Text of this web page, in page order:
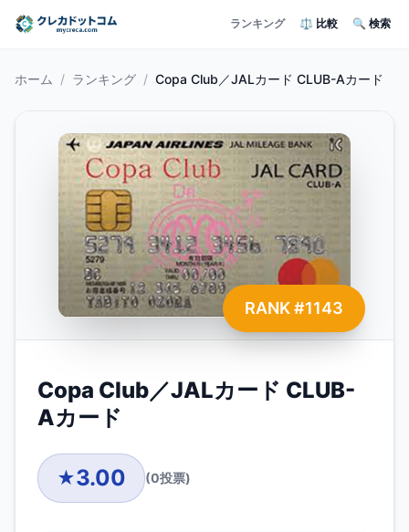
ランキング ⚖️ 比較 🔍 検索
ホーム / ランキング / Copa Club／JALカード CLUB-Aカード
RANK #1143
Copa Club／JALカード CLUB-
Aカード
★3.00 (0投票)